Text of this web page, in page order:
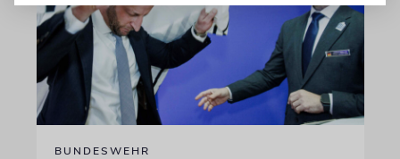
BUNDESWEHR